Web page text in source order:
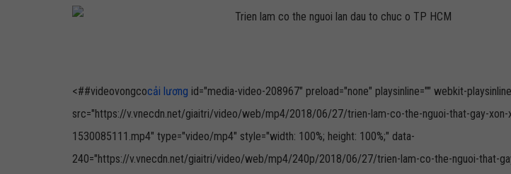
<##videovongcocải lương id="media-video-208967" preload="none" playsinline="" webkit-
src="https://v.vnecdn.net/giaitri/video/web/mp4/2018/06/27/trien-lam-co-the-nguoi-that-gay-xon-
1530085111.mp4" type="video/mp4" style="width: 100%; height: 100%;" data-
240="https://v.vnecdn.net/giaitri/video/web/mp4/240p/2018/06/27/trien-lam-co-the-nguoi-that-